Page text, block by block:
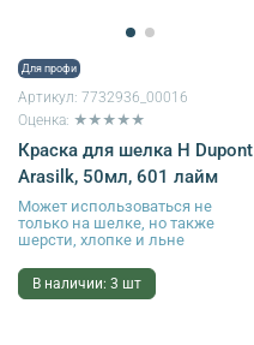
Для профи
Артикул: 7732936_00016
Оценка: ★★★★★
Краска для шелка H Dupont
Arasilk, 50мл, 601 лайм
Может использоваться не
только на шелке, но также
шерсти, хлопке и льне
В наличии: 3 шт